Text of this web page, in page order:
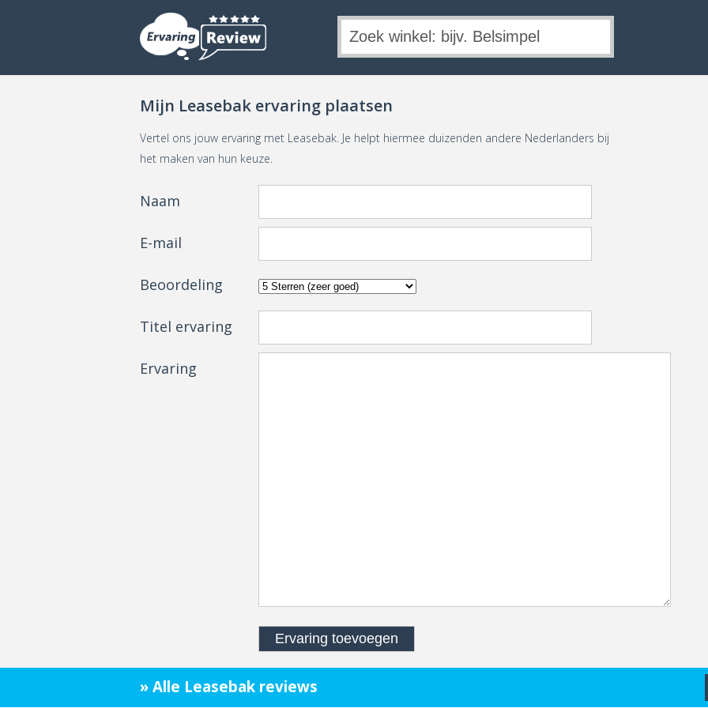
Mijn Leasebak ervaring plaatsen
Vertel ons jouw ervaring met Leasebak. Je helpt hiermee duizenden andere Nederlanders bij
het maken van hun keuze.
Naam
E-mail
Beoordeling
Titel ervaring
Ervaring
» Alle Leasebak reviews